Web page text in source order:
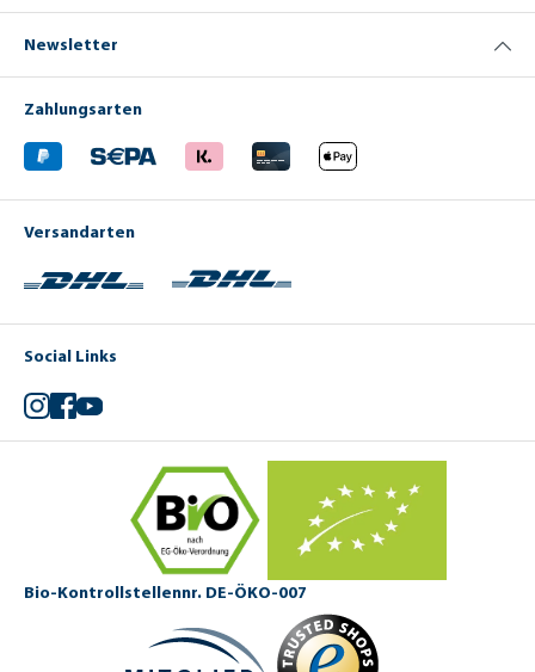
Newsletter
Zahlungsarten
Versandarten
Social Links
Instagram
Facebook
YouTube
Bio-Kontrollstellennr. DE-ÖKO-007